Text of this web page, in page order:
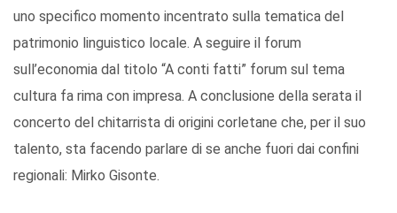
uno specifico momento incentrato sulla tematica del
patrimonio linguistico locale. A seguire il forum
sull’economia dal titolo “A conti fatti” forum sul tema
cultura fa rima con impresa. A conclusione della serata il
concerto del chitarrista di origini corletane che, per il suo
talento, sta facendo parlare di se anche fuori dai confini
regionali: Mirko Gisonte.